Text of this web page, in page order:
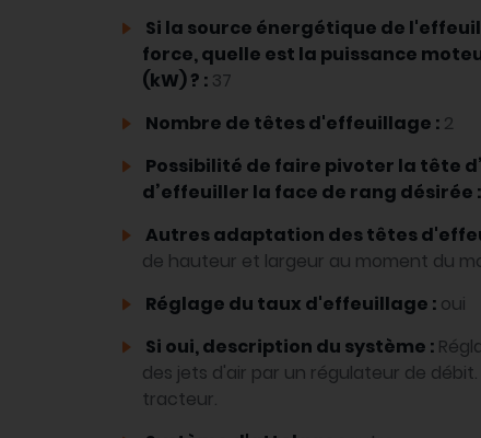
Si la source énergétique de
force, quelle est la puissance
(kW) ? : 37
Nombre de têtes d'effeuillage : 2
Possibilité de faire pivoter la tête
d’effeuiller la face de rang désirée :
Autres adaptation des têtes
de hauteur et largeur au moment du
Réglage du taux d'effeuillage : oui
Si oui, description du système :
des jets d'air par un régulateur de
tracteur.